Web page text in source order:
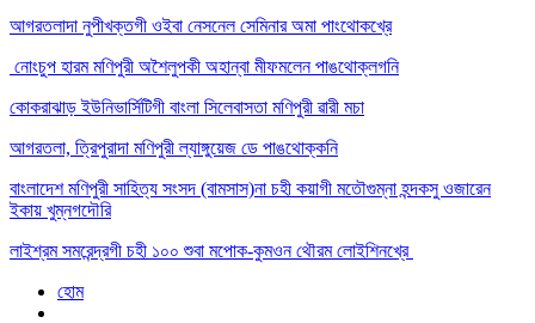
আগরতলাদা নুপীখক্তগী ওইবা নেসনেল সেমিনার অমা পাংথোকখ্রে
নোংচুপ হারম মণিপুরী অশৈলুপকী অহান্বা মীফমলেন পাঙথোক্লগনি
কোকরাঝাড় ইউনিভার্সিটিগী বাংলা সিলেবাসতা মণিপুরী ৱারী মচা
আগরতলা, ত্রিপুরাদা মণিপুরী ল্যাঙ্গুয়েজ ডে পাঙথোক্কনি
বাংলাদেশ মণিপুরী সাহিত্য সংসদ (বামসাস)না চহী কয়াগী মতৌগুম্না হন্দকসু ওজারেন
ইকায় খুম্নগদৌরি
লাইশ্রম সমরেন্দ্রগী চহী ১০০ শুবা মপোক-কুমওন থৌরম লোইশিনখ্রে
হোম